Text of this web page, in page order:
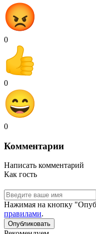
0
0
0
Комментарии
Написать комментарий
Как гость
Нажимая на кнопку
правилами.